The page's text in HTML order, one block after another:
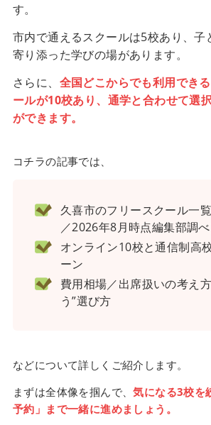
す。
市内で通えるスクールは5校あり、子
寄り添った学びの場があります。
さらに、 全国どこからでも利用でき
ールが10校あり、通学と合わせて選
ができます。
コチラの記事では、
久喜市のフリースクール一
／2026年8月時点編集部調べ
オンライン10校と通信制高
ーン
費用相場／出席扱いの考え
う”選び方
などについて詳しくご紹介します。
まずは全体像を掴んで、気になる3校を
予約」まで一緒に進めましょう。